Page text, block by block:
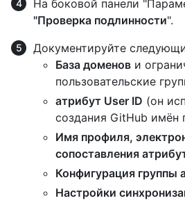
На боковой панели
"Проверка подлинности".
Документируйте
База доменов и
пользовательские
атрибут User ID (он
создания GitHub имён
Имя профиля,
сопоставления
Конфигурация группы
Настройки